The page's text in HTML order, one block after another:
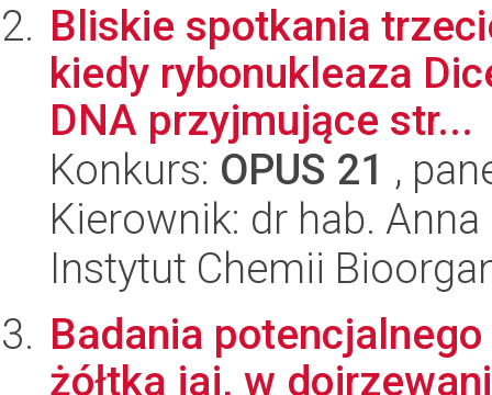
Bliskie spotkania
kiedy rybonukleaza
DNA przyjmujące str...
Konkurs: OPUS 21 ,
Kierownik: dr hab.
Instytut Chemii
Badania
żółtka jaj, w